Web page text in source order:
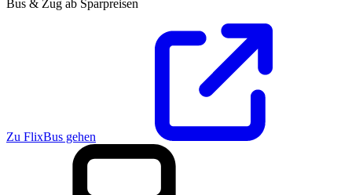
Bus & Zug ab Sparpreisen
Zu FlixBus gehen